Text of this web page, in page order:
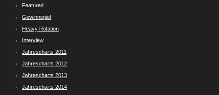
Featured
Gewinnspiel
Heavy Rotation
Interview
Jahrescharts 2011
Jahrescharts 2012
Jahrescharts 2013
Jahrescharts 2014